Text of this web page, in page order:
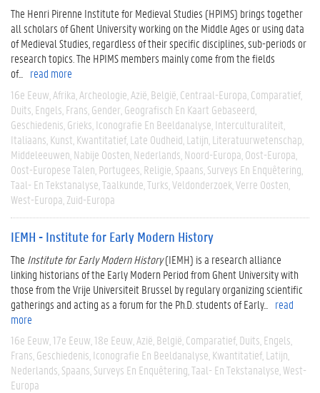
The Henri Pirenne Institute for Medieval Studies (HPIMS) brings together
all scholars of Ghent University working on the Middle Ages or using data
of Medieval Studies, regardless of their specific disciplines, sub-periods or
research topics. The HPIMS members mainly come from the fields
of...
read more
16e Eeuw Afrika Archeologie Azië België Centraal-Europa Comparatief
Duits Engels Frans Gender Geografisch En Kaart Gebaseerd
Geschiedenis Grieks Iconografie En Beeldanalyse Interculturaliteit
Italiaans Kunst Kwantitatief Late Oudheid Latijn Literatuurwetenschap
Middeleeuwen Nabije Oosten Nederlands Noord-Europa Oost-Europa
Oost-Europese Talen Portugees Religie Spaans Surveys En Enquêtering
Taal- En Tekstanalyse Taalkunde Turks Veldonderzoek Verre Oosten
West-Europa Zuid-Europa
IEMH - Institute for Early Modern History
The Institute for Early Modern History(IEMH) is a research alliance
linking historians of the Early Modern Period from Ghent University with
those from the Vrije Universiteit Brussel by regulary organizing scientific
gatherings and acting as a forum for the Ph.D. students of Early...
read
more
16e Eeuw 17e Eeuw 18e Eeuw Azië België Comparatief Duits Engels
Frans Geschiedenis Iconografie En Beeldanalyse Kwantitatief Latijn
Nederlands Spaans Surveys En Enquêtering Taal- En Tekstanalyse West-
Europa